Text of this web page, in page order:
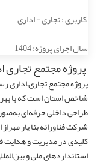
کاربری : تجاری - اداری
سال اجرای پروژه: 1404
پروژه مجتمع
پروژه مجتمع تجاری–اداری
طراحی داخلی حرفه‌ای
کلیدی در مدیریت و هدایت
استانداردهای ملی و